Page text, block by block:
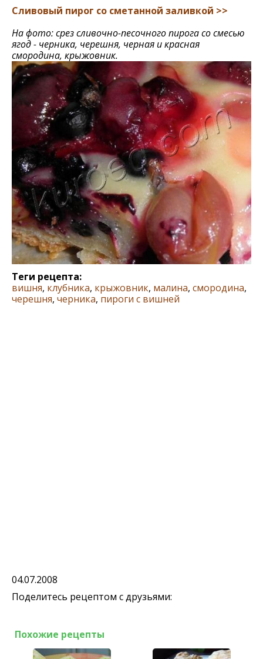
Сливовый пирог со сметанной заливкой >>
На фото: срез сливочно-песочного пирога со смесью
ягод - черника, черешня, черная и красная
смородина, крыжовник.
Теги рецепта:
вишня, клубника, крыжовник, малина, смородина,
черешня, черника, пироги с вишней
04.07.2008
Поделитесь рецептом с друзьями:
Похожие рецепты